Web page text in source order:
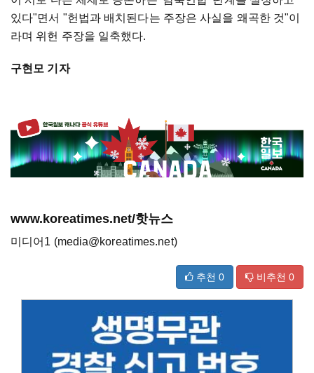
있다"면서 "헌법과 배치된다는 주장은 사실을 왜곡한 것"이
라며 위헌 주장을 일축했다.
구현모 기자
www.koreatimes.net/핫뉴스
미디어1 (media@koreatimes.net)
추천 0 비추천 0